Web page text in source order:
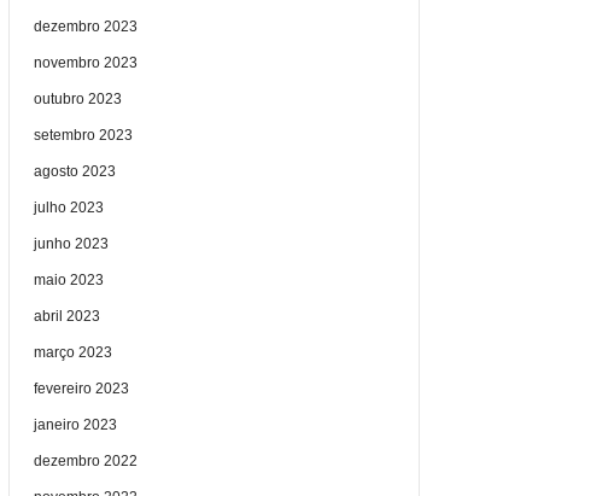
dezembro 2023
novembro 2023
outubro 2023
setembro 2023
agosto 2023
julho 2023
junho 2023
maio 2023
abril 2023
março 2023
fevereiro 2023
janeiro 2023
dezembro 2022